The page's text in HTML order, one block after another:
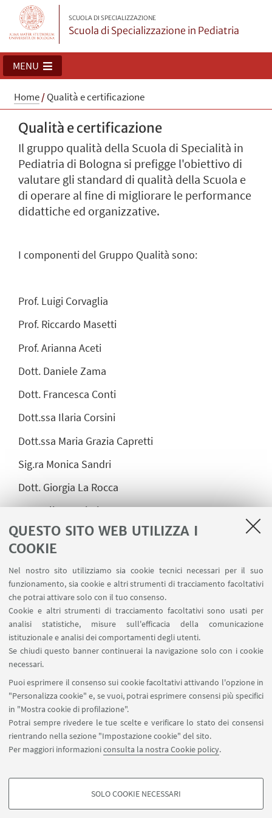
QUESTO SITO WEB UTILIZZA I
COOKIE
Nel nostro sito utilizziamo sia cookie tecnici necessari per il suo
funzionamento, sia cookie e altri strumenti di tracciamento facoltativi
che potrai attivare solo con il tuo consenso.
Cookie e altri strumenti di tracciamento facoltativi sono usati per
analisi statistiche, misure sull'efficacia della comunicazione
istituzionale e analisi dei comportamenti degli utenti.
Se chiudi questo banner continuerai la navigazione solo con i cookie
necessari.
Puoi esprimere il consenso sui cookie facoltativi attivando l'opzione in
"Personalizza cookie" e, se vuoi, potrai esprimere consensi più specifici
in "Mostra cookie di profilazione".
Potrai sempre rivedere le tue scelte e verificare lo stato dei consensi
rientrando nella sezione "Impostazione cookie" del sito.
Per maggiori informazioniconsulta la nostra Cookie policy.
COOKIE DI PROFILAZIONE - FACOLTATIVI
SOLO COOKIE NECESSARI
SCUOLA DI SPECIALIZZAZIONE
Scuola di Specializzazione in Pediatria
MENU
Home/Qualità e certificazione
Qualità e certificazione
Il gruppo qualità della Scuola di Specialità in
Pediatria di Bologna si prefigge l'obiettivo di
valutare gli standard di qualità della Scuola e
di operare al fine di migliorare le performance
didattiche ed organizzative.
I componenti del Gruppo Qualità sono:
Prof. Luigi Corvaglia
Prof. Riccardo Masetti
Prof. Arianna Aceti
Dott. Daniele Zama
Dott. Francesca Conti
Dott.ssa Ilaria Corsini
Dott.ssa Maria Grazia Capretti
Sig.ra Monica Sandri
Dott. Giorgia La Rocca
Dott. Alice Ranieri
Dott. Accomando Francesco
Dott. Pasquale Castaldo
Dott. Elisa Manieri
Dott. Carolina Arsani
Dott. Ruggi Alessandro
Dott. Irene Bettini
Dott. Gennaro Pagano
Dott. Giovanni Spinaci
Dott. Giacomo Stera